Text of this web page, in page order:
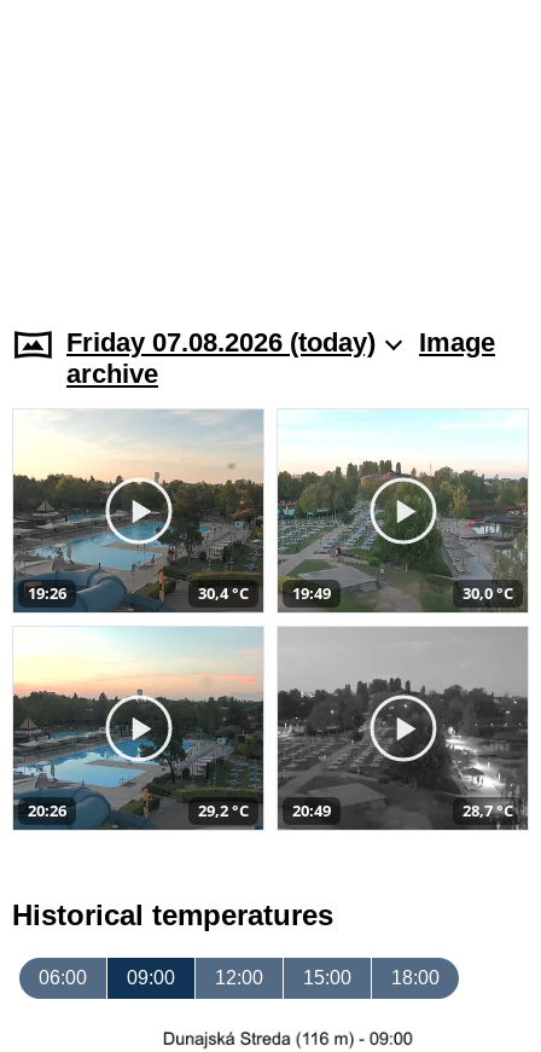
Friday 07.08.2026 (today)
Image
archive
19:26 30,4 °C 19:49 30,0 °C
20:26 29,2 °C 20:49 28,7 °C
Historical temperatures
06:00 09:00 12:00 15:00 18:00